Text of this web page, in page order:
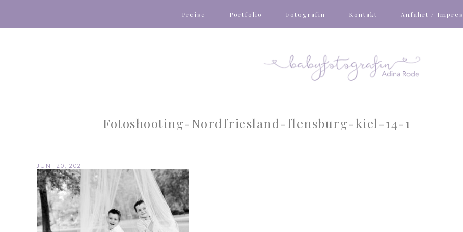
Preise Portfolio Fotografin Kontakt Anfahrt /
Fotoshooting-Nordfriesland-flensburg-kiel-14-1
JUNI 20, 2021